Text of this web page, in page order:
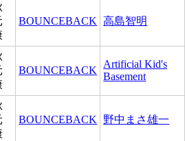
BOUNCEBACK 高島智明
BOUNCEBACK
Artificial Kid's
Basement
BOUNCEBACK 野中まさ雄一